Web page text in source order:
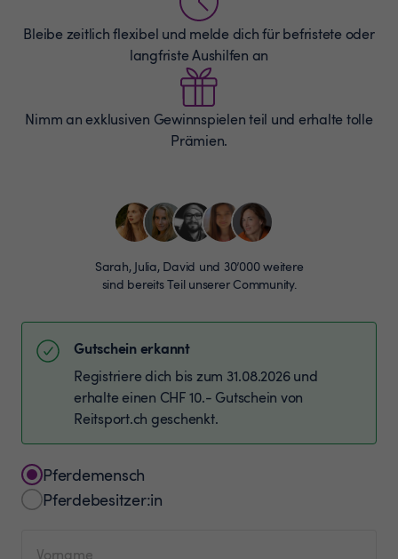
Bleibe zeitlich flexibel und melde dich für befristete oder
langfriste Aushilfen an
Nimm an exklusiven Gewinnspielen teil und erhalte tolle
Prämien.
Sarah, Julia, David und 30’000 weitere
sind bereits Teil unserer Community.
Gutschein erkannt
Registriere dich bis zum 31.08.2026 und
erhalte einen CHF 10.- Gutschein von
Reitsport.ch geschenkt.
Pferdemensch
Pferdebesitzer:in
Vorname